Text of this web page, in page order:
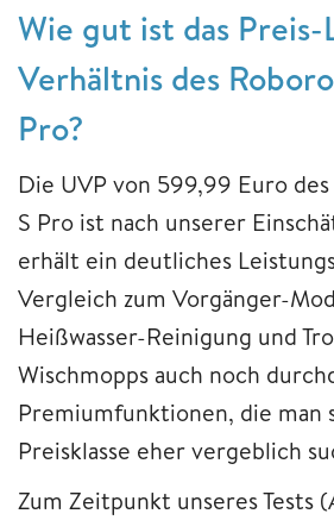
Wie gut ist das Preis-
Verhältnis des
Pro?
Die UVP von 599,99 Euro
S Pro ist nach unserer
erhält ein deutliches
Vergleich zum Vorgänger-
Heißwasser-Reinigung und
Wischmopps auch noch
Premiumfunktionen, die man
Preisklasse eher vergeblich
Zum Zeitpunkt unseres Tests